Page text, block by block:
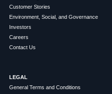
Customer Stories
Environment, Social, and Governance
Investors
Careers
Contact Us
LEGAL
General Terms and Conditions